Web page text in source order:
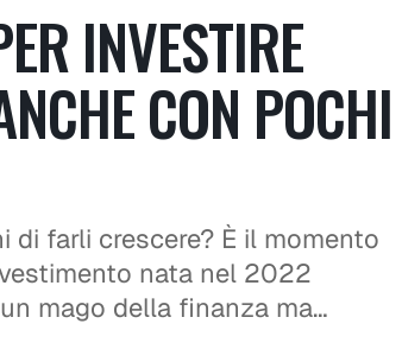
INVESTIRE
CON POCHI
di farli crescere? È il momento
nata nel 2022
mago della finanza ma…